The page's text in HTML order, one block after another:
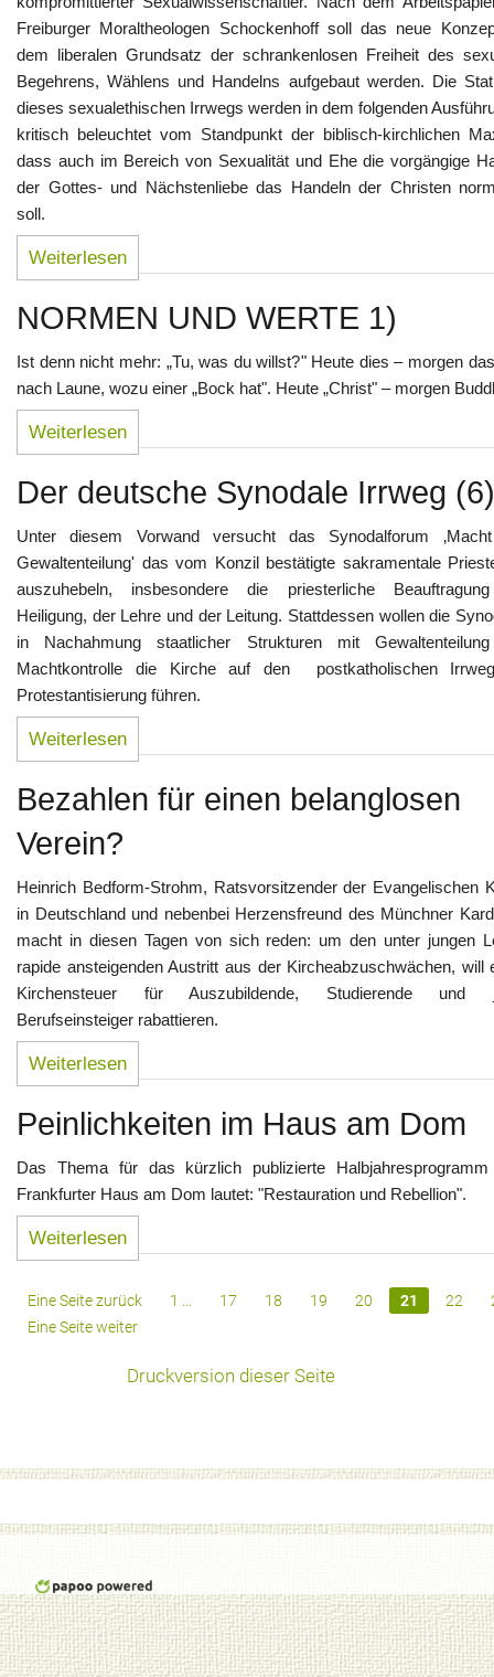
Freiburger Moraltheologen Schockenhoff soll das neue
dem liberalen Grundsatz der schrankenlosen Freiheit des
Begehrens, Wählens und Handelns aufgebaut werden. Die
dieses sexualethischen Irrwegs werden in dem folgenden
kritisch beleuchtet vom Standpunkt der biblisch-kirchlichen
dass auch im Bereich von Sexualität und Ehe die vorgängige
der Gottes- und Nächstenliebe das Handeln der Christen
soll.
Weiterlesen
NORMEN UND WERTE 1)
Ist denn nicht mehr: „Tu, was du willst?" Heute dies – morgen
nach Laune, wozu einer „Bock hat". Heute „Christ" – morgen
Weiterlesen
Der deutsche Synodale Irrweg (6)
Unter diesem Vorwand versucht das Synodalforum
Gewaltenteilung' das vom Konzil bestätigte sakramentale
auszuhebeln, insbesondere die priesterliche
Heiligung, der Lehre und der Leitung. Stattdessen wollen die
in Nachahmung staatlicher Strukturen mit
Machtkontrolle die Kirche auf den postkatholischen
Protestantisierung führen.
Weiterlesen
Bezahlen für einen belanglosen
Verein?
Heinrich Bedform-Strohm, Ratsvorsitzender der Evangelischen
in Deutschland und nebenbei Herzensfreund des Münchner
macht in diesen Tagen von sich reden: um den unter jungen
rapide ansteigenden Austritt aus der Kircheabzuschwächen, will
Kirchensteuer für Auszubildende, Studierende und
Berufseinsteiger rabattieren.
Weiterlesen
Peinlichkeiten im Haus am Dom
Das Thema für das kürzlich publizierte
Frankfurter Haus am Dom lautet: "Restauration und Rebellion".
Weiterlesen
Eine Seite zurück 1 ... 17 18 19 20 21 22
Eine Seite weiter
Druckversion dieser Seite